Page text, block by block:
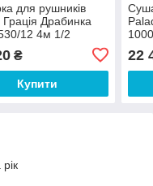
для рушників
Драбинка
12 4м 1/2
₴
Купити
22